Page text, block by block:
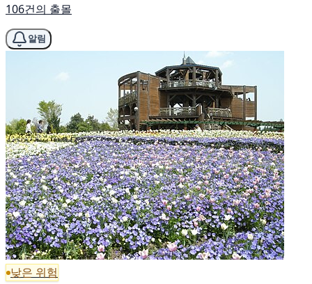
106건의 출몰
알림
낮은 위험